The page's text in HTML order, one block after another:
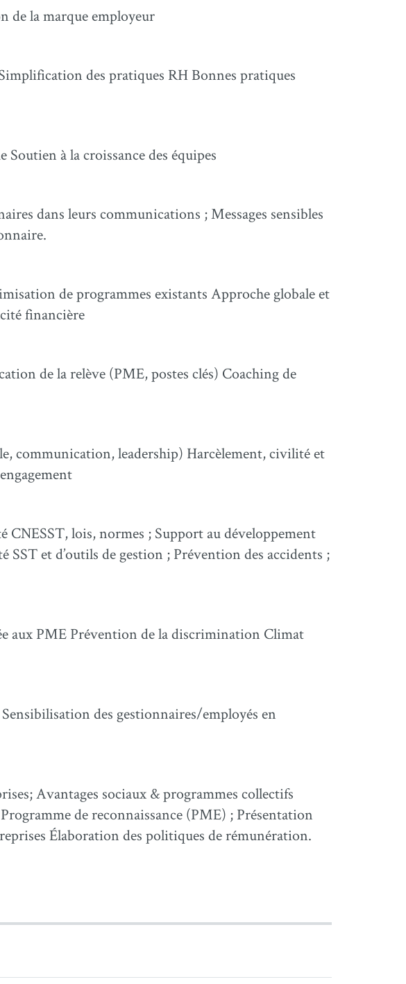
de la marque employeur
des pratiques RH Bonnes pratiques
à la croissance des équipes
dans leurs communications ; Messages sensibles
de programmes existants Approche globale et
financière
de la relève (PME, postes clés) Coaching de
communication, leadership) Harcèlement, civilité et
lois, normes ; Support au développement
et d’outils de gestion ; Prévention des accidents ;
aux PME Prévention de la discrimination Climat
des gestionnaires/employés en
Avantages sociaux & programmes collectifs
de reconnaissance (PME) ; Présentation
Élaboration des politiques de rémunération.